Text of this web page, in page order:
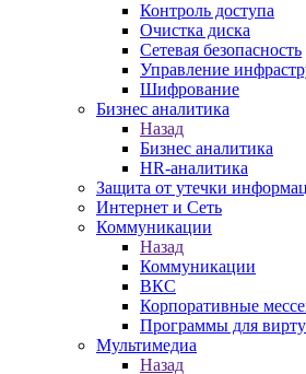
Контроль доступа
Очистка диска
Сетевая безопасность
Управление
Шифрование
Бизнес аналитика
Назад
Бизнес аналитика
HR-аналитика
Защита от утечки
Интернет и Сеть
Коммуникации
Назад
Коммуникации
ВКС
Корпоративные
Программы для
Мультимедиа
Назад